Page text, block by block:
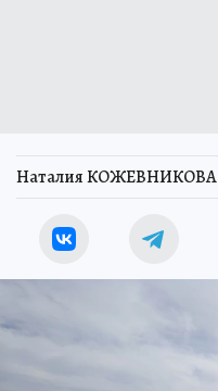
Наталия КОЖЕВНИКОВА